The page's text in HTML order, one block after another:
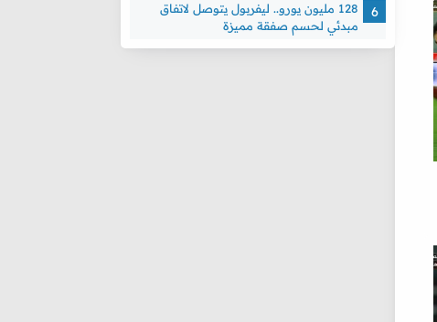
128 مليون يورو.. ليفربول يتوصل لاتفاق
مبدئي لحسم صفقة مميزة